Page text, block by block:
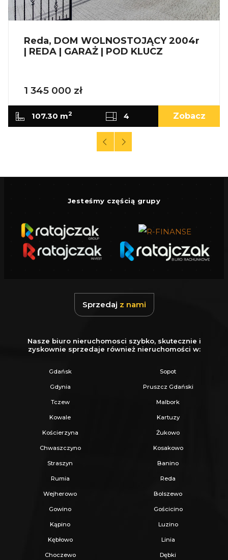
stronie:www.ratajczaknieruchomosci.pl
Reda, DOM WOLNOSTOJĄCY 2004r
| REDA | GARAŻ | POD KLUCZ
1 345 000 zł
107.30 m2 4 Zobacz
Jesteśmy częścią grupy
Sprzedaj z nami
Nasze biuro nieruchomosci szybko, skutecznie i
zyskownie sprzedaje również nieruchomości w:
Gdańsk Sopot
Gdynia Pruszcz Gdański
Tczew Malbork
Kowale Kartuzy
Kościerzyna Żukowo
Chwaszczyno Kosakowo
Straszyn Banino
Rumia Reda
Wejherowo Bolszewo
Gowino Gościcino
Kąpino Luzino
Kębłowo Linia
Choczewo Dębki